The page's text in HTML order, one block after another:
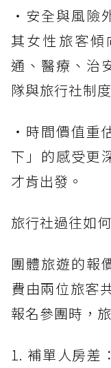
・安全與風險
其女性旅客
通、醫療、治
隊與旅行社制度
・時間價值重
下」的感受更
才肯出發。
旅行社過往如
團體旅遊的報
費由兩位旅客
報名參團時，
1. 補單人房差